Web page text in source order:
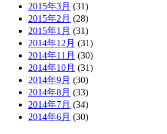
2015年3月 (31)
2015年2月 (28)
2015年1月 (31)
2014年12月 (31)
2014年11月 (30)
2014年10月 (31)
2014年9月 (30)
2014年8月 (33)
2014年7月 (34)
2014年6月 (30)